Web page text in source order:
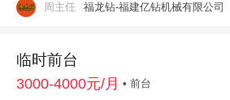
周主任 福龙钻-福建亿钻机械有限公司
临时前台
3000-4000元/月 • 前台